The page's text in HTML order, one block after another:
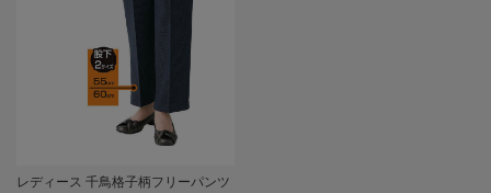
レディース 千鳥格子柄フリーパンツ